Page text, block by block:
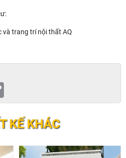
và trang trí nội thất AQ
KẾ KHÁC